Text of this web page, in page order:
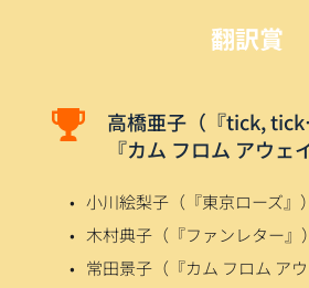
翻訳賞
高橋亜子（『tick,
『カム フロム アウェ
小川絵梨子（『東京ローズ』）
木村典子（『ファンレター』）
常田景子（『カム フロム ア